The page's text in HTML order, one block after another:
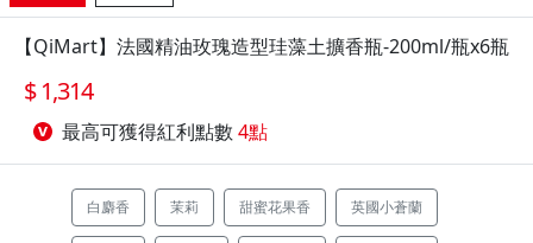
【QiMart】法國精油玫瑰造型珪藻土擴香瓶-200ml/瓶x6瓶
1,314
最高可獲得紅利點數 4點
白麝香 茉莉 甜蜜花果香 英國小蒼蘭